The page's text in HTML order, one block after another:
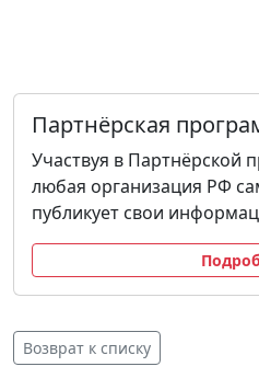
Партнёрская
Участвуя в Партнёрской
любая организация РФ
публикует свои
Возврат к списку